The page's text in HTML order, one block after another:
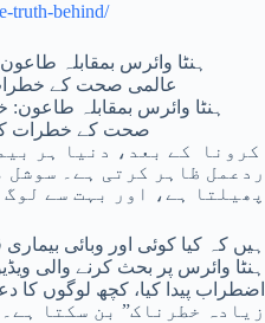
truth-behind/
ہنٹا وائرس بمقابلہ
صحت کے خطرات
کرونا کے بعد، دنیا ہر
ردعمل ظاہر کرتی ہے۔ سوشل
پھیلتا ہے، اور بہت سے
ہیں کہ کیا کوئی اور وبائی
ہنٹا وائرس پر بحث کرنے والی
زیادہ خطرناک” بن سکتا ہے۔